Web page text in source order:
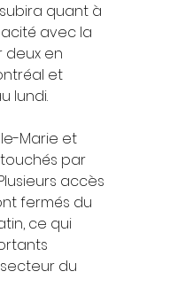
quant à
avec la
deux en
et
lundi.
Marie et
par
accès
fermés du
ce qui
du